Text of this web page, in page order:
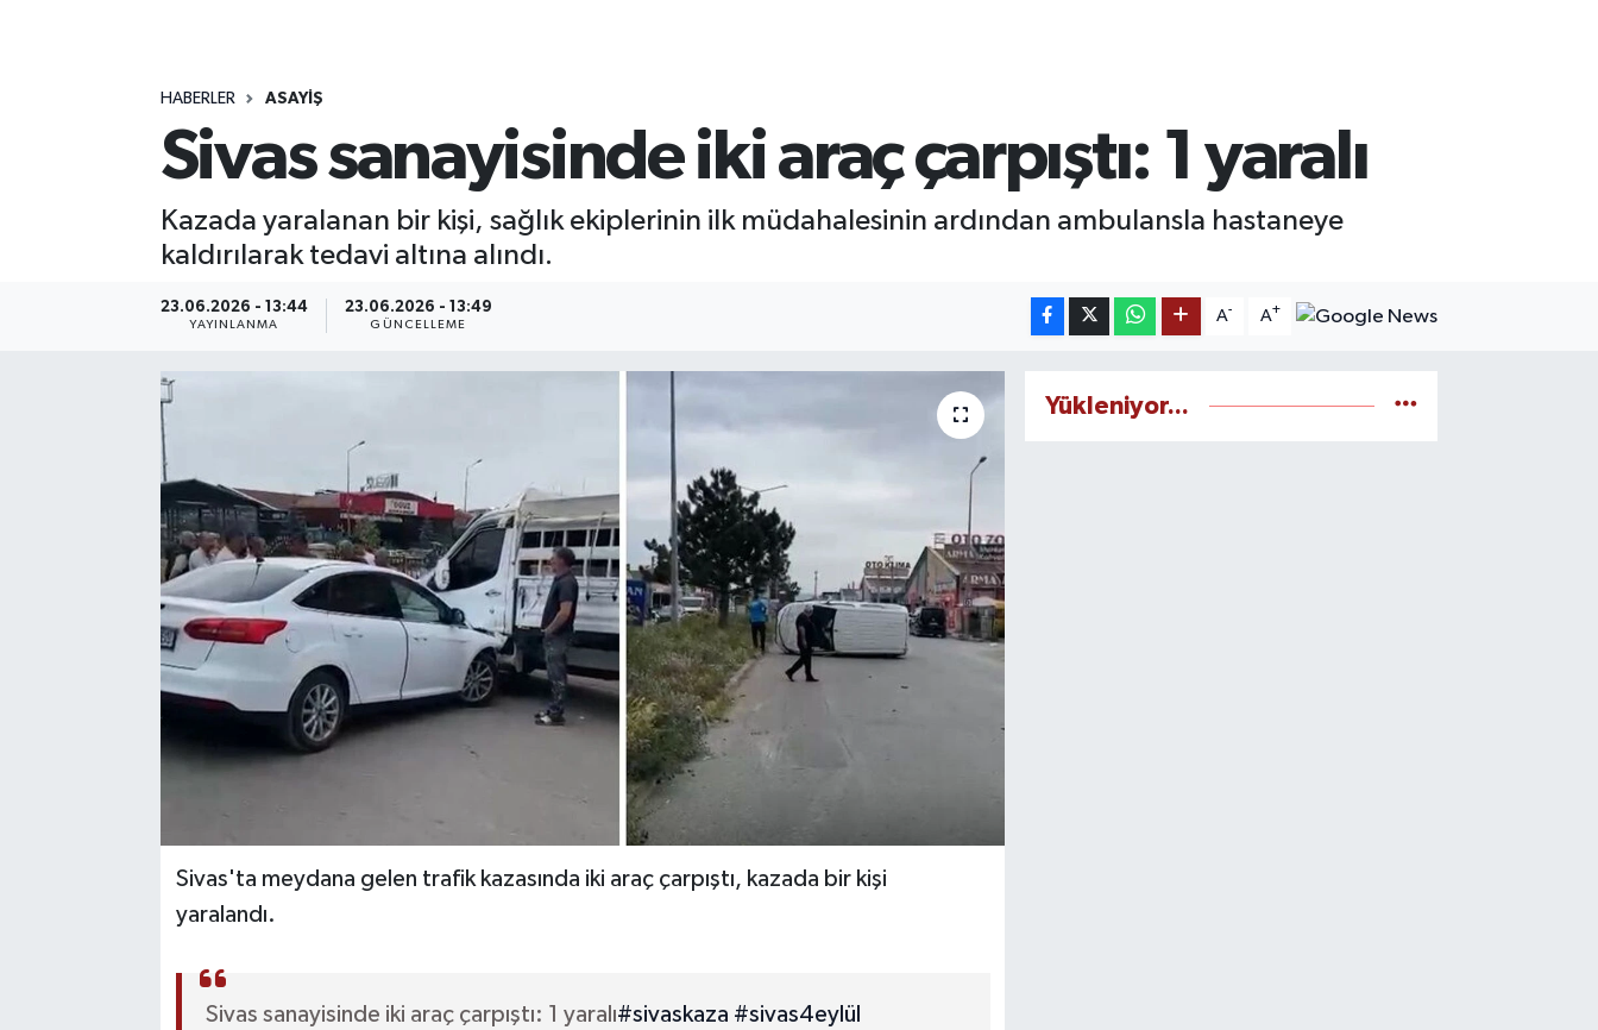
HABERLER ASAYİŞ
Sivas sanayisinde iki araç çarpıştı: 1 yaralı
Kazada yaralanan bir kişi, sağlık ekiplerinin ilk müdahalesinin ardından ambulansla hastaneye
kaldırılarak tedavi altına alındı.
23.06.2026 - 13:44
YAYINLANMA
23.06.2026 - 13:49
GÜNCELLEME
A- A+
Sivas'ta meydana gelen trafik kazasında iki araç çarpıştı, kazada bir kişi
yaralandı.
Sivas sanayisinde iki araç çarpıştı: 1 yaralı#sivaskaza #sivas4eylül
Yükleniyor...
ÖZEL HABER
RESMİ İLANLAR
SPONSORLU YAZI
TEKNOLOJİ